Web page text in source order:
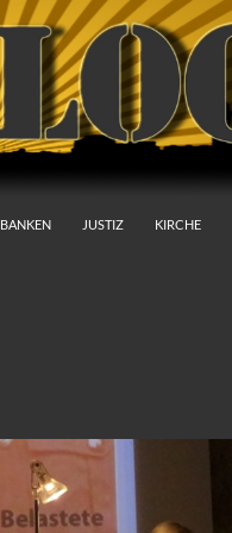
BANKEN JUSTIZ KIRCHE